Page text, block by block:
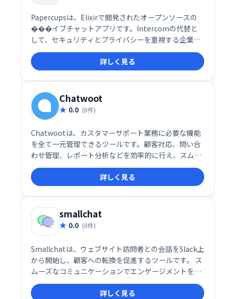
Papercupsは、Elixirで開発されたオープンソースの
���イブチャットアプリです。Intercomの代替と
して、セキュリティとプライバシーを重視する企業に
自己ホスト型ソリューションを提供します。ソースコ
ードへのアクセスが可能で、カスタマイズ性に優れて
います。
詳しく見る
Chatwoot
0.0 (0件)
Chatwootは、カスタマーサポート業務に必要な機能
を全て一元管理できるツールです。顧客対応、問い合
わせ管理、レポート分析などを効率的に行え、スムー
ズな顧客コミュニケーションを実現します。導入コス
トを抑え、生産性向上に貢献します。
詳しく見る
smallchat
0.0 (0件)
Smallchatは、ウェブサイト訪問者との会話をSlack上
から開始し、顧客への転換を促進するツールです。 ス
ムーズなコミュニケーションでエンゲージメントを高
め、リード獲得を支援します。 ウェブサイトへのアク
セス数を売上につなげたい企業様におすすめです。
詳しく見る